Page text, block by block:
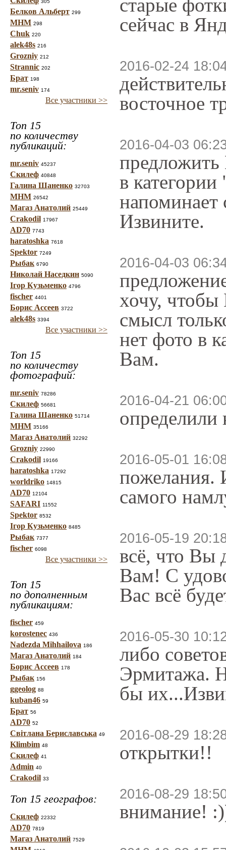
305
Белков Альберт 299
МНМ 298
Chuk 220
alek48s 216
Grozniy 212
Strannic 202
Брат 198
mr.seniv 174
Все участники >>
Топ 15
по количеству
публикаций:
mr.seniv 45237
Скилеф 40848
Галина Шаненко 32703
МНМ 26542
Магаз Анатолий 25449
Crakodil 17967
AD70 7743
haratoshka 7618
Spektor 7249
Рыбак 6790
Николай Наседкин 5090
Ігор Кузьменко 4796
fischer 4401
Борис Ассеев 3722
alek48s 3394
Все участники >>
Топ 15
по количеству
фотографий:
mr.seniv 78286
Скилеф 56681
Галина Шаненко 51714
МНМ 35166
Магаз Анатолий 32292
Grozniy 22990
Crakodil 19166
haratoshka 17292
worldriko 14815
AD70 12104
SAFARI 11552
Spektor 8532
Ігор Кузьменко 8485
Рыбак 7377
fischer 6098
Все участники >>
Топ 15
по дополненным
публикациям:
fischer 459
korostenec 436
Nadezda Mihhailova 186
Магаз Анатолий 184
Борис Ассеев 178
Рыбак 156
ggeolog 88
kuban46 59
Брат 56
AD70 52
Світлана Бериславська 49
Klimbim 48
Скилеф 41
Admin 40
Crakodil 33
Топ 15 географов:
Скилеф 22332
AD70 7819
Магаз Анатолий 7529
старые
сейчас в
2016-02-24
восточное
2016-04-03
предложить
в
напоминает
Извините.
2016-04-03
хочу,
смысл
нет фото в
Вам.
2016-04-21
определили
2016-05-01
пожелания.
самого
2016-05-19
всё, что Вы
Вам! С
Вас всё
2016-05-30
либо
Эрмитажа.
бы
2016-08-29
открытки!!
2016-08-29
внимание!